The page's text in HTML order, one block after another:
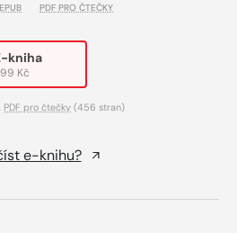
EPUB PDF PRO ČTEČKY
kniha
Kč
PDF pro čtečky (456 stran)
e-knihu?